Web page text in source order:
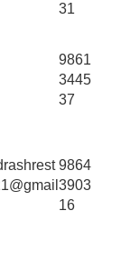
31
9861
3445
37
9864
3903
16